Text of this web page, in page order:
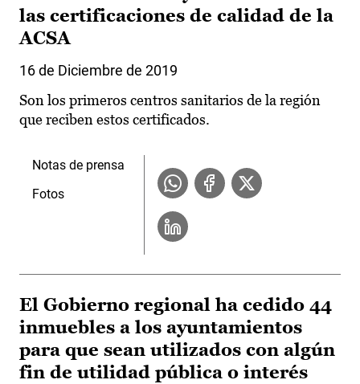
las certificaciones de calidad de la
ACSA
16 de Diciembre de 2019
Son los primeros centros sanitarios de la región
que reciben estos certificados.
Notas de prensa
Fotos
El Gobierno regional ha cedido 44
inmuebles a los ayuntamientos
para que sean utilizados con algún
fin de utilidad pública o interés